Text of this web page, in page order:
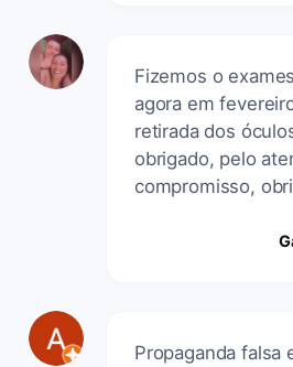
Fizemos o
agora em
retirada dos
obrigado, pelo
compromisso,
Propaganda falsa